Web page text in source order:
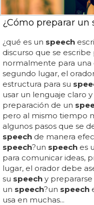
¿Cómo preparar un
¿qué es un speech
discurso que se
normalmente para una
segundo lugar, el
estructura para su
usar un lenguaje claro
preparación de un
pero al mismo tiempo
algunos pasos que se
speech de manera
speech?un speech es
para comunicar ideas,
lugar, el orador debe
su speech y
un speech?un speech
usa en muchas...